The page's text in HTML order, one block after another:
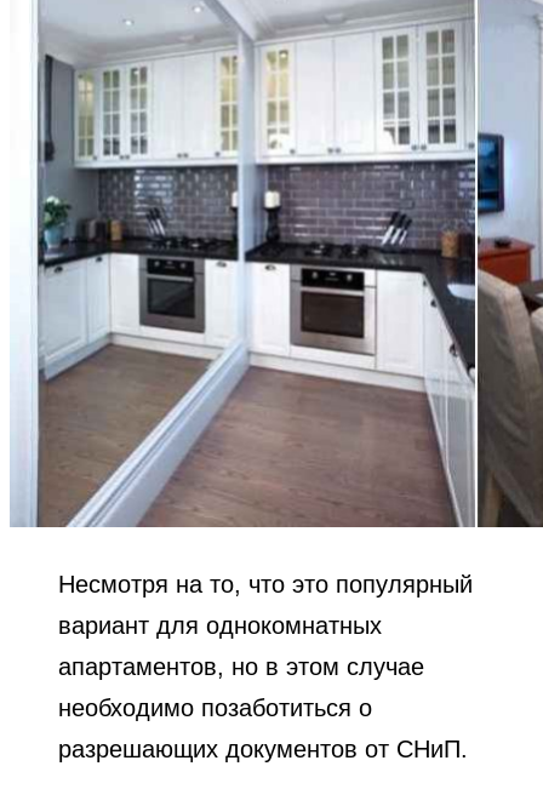
Несмотря на то, что это популярный
вариант для однокомнатных
апартаментов, но в этом случае
необходимо позаботиться о
разрешающих документов от СНиП.